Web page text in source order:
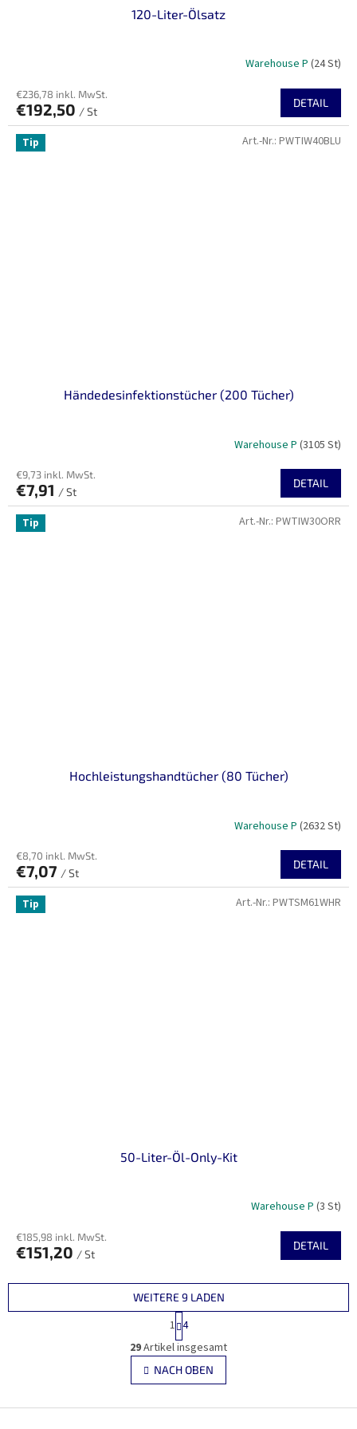
120-Liter-Ölsatz
Warehouse P (24 St)
€236,78 inkl. MwSt.
€192,50 / St
DETAIL
Tip
Händedesinfektionstücher (200 Tücher)
Warehouse P (3105 St)
€9,73 inkl. MwSt.
€7,91 / St
DETAIL
Art.-Nr.: PWTIW40BLU
Tip
Hochleistungshandtücher (80 Tücher)
Warehouse P (2632 St)
€8,70 inkl. MwSt.
€7,07 / St
DETAIL
Art.-Nr.: PWTIW30ORR
Tip
50-Liter-Öl-Only-Kit
Warehouse P (3 St)
€185,98 inkl. MwSt.
€151,20 / St
DETAIL
Art.-Nr.: PWTSM61WHR
S
t
e
u
WEITERE 9 LADEN
P
a
g
i
n
i
r
1 4
29Artikel insgesamt
NACH OBEN